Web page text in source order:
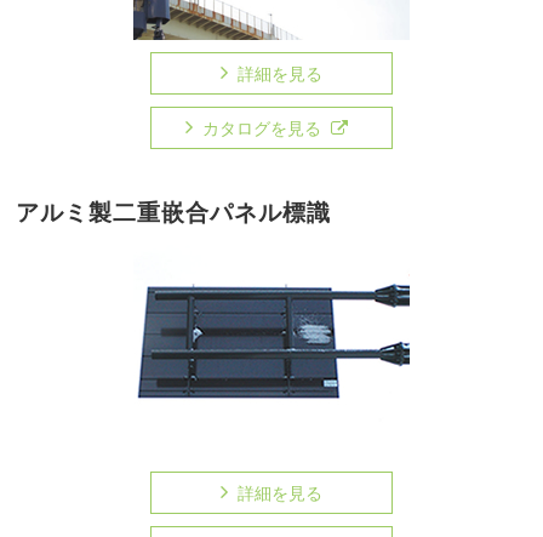
詳細を見る
カタログを見る
アルミ製二重嵌合パネル標識
詳細を見る